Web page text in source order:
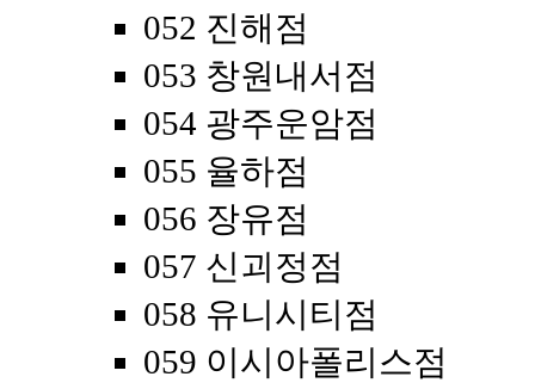
052 진해점
053 창원내서점
054 광주운암점
055 율하점
056 장유점
057 신괴정점
058 유니시티점
059 이시아폴리스점